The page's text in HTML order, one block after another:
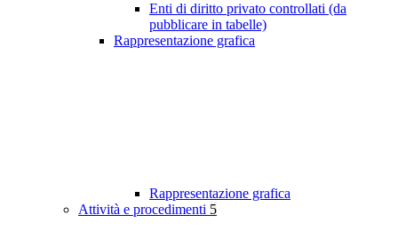
Enti di diritto privato controllati (da
pubblicare in tabelle)
Rappresentazione grafica
Rappresentazione grafica
Attività e procedimenti 5